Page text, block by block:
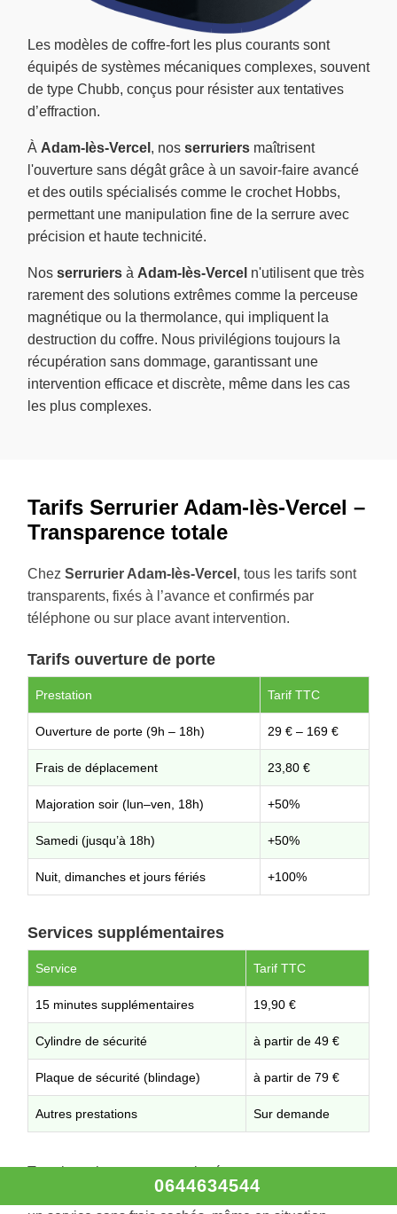
Les modèles de coffre-fort les plus courants sont
équipés de systèmes mécaniques complexes, souvent
de type Chubb, conçus pour résister aux tentatives
d’effraction.
À Adam-lès-Vercel , nos serruriers maîtrisent
l'ouverture sans dégât grâce à un savoir-faire avancé
et des outils spécialisés comme le crochet Hobbs,
permettant une manipulation fine de la serrure avec
précision et haute technicité.
Nos serruriers à Adam-lès-Vercel n'utilisent que très
rarement des solutions extrêmes comme la perceuse
magnétique ou la thermolance, qui impliquent la
destruction du coffre. Nous privilégions toujours la
récupération sans dommage, garantissant une
intervention efficace et discrète, même dans les cas
les plus complexes.
Tarifs Serrurier Adam-lès-Vercel –
Transparence totale
Chez Serrurier Adam-lès-Vercel , tous les tarifs sont
transparents, fixés à l’avance et confirmés par
téléphone ou sur place avant intervention.
Tarifs ouverture de porte
Prestation Tarif TTC
Ouverture de porte (9h – 18h) 29 € – 169 €
Frais de déplacement 23,80 €
Majoration soir (lun–ven, 18h) +50%
Samedi (jusqu’à 18h) +50%
Nuit, dimanches et jours fériés +100%
Services supplémentaires
Service Tarif TTC
15 minutes supplémentaires 19,90 €
Cylindre de sécurité à partir de 49 €
Plaque de sécurité (blindage) à partir de 79 €
Autres prestations Sur demande
Tous les prix sont communiqués avant toute
Serrurier Adam-lès-Vercel
0644634544